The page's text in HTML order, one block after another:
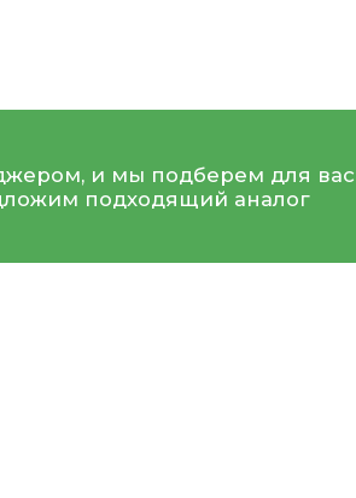
и мы подберем для вас
подходящий аналог